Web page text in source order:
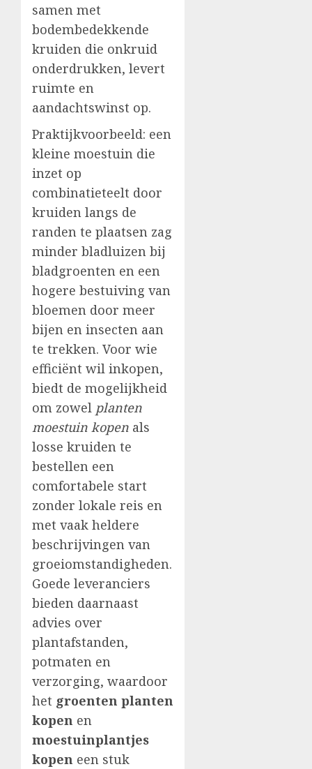
samen met
bodembedekkende
kruiden die onkruid
onderdrukken, levert
ruimte en
aandachtswinst op.
Praktijkvoorbeeld: een
kleine moestuin die
inzet op
combinatieteelt door
kruiden langs de
randen te plaatsen zag
minder bladluizen bij
bladgroenten en een
hogere bestuiving van
bloemen door meer
bijen en insecten aan
te trekken. Voor wie
efficiënt wil inkopen,
biedt de mogelijkheid
om zowel planten
moestuin kopen als
losse kruiden te
bestellen een
comfortabele start
zonder lokale reis en
met vaak heldere
beschrijvingen van
groeiomstandigheden.
Goede leveranciers
bieden daarnaast
advies over
plantafstanden,
potmaten en
verzorging, waardoor
het groenten planten
kopen en
moestuinplantjes
kopen een stuk